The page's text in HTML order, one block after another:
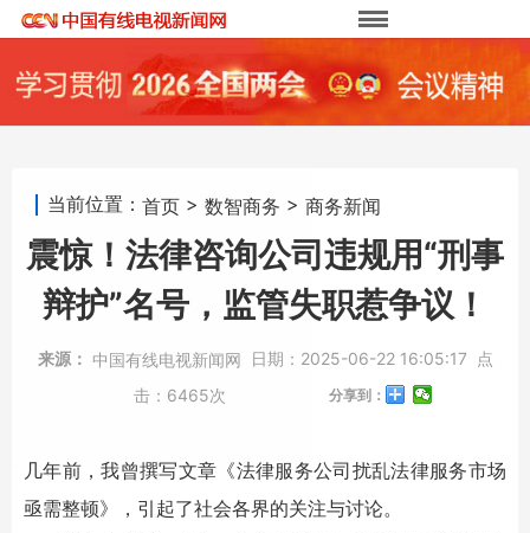
当前位置： 首页 > 数智商务 > 商务新闻
震惊！法律咨询公司违规用“刑事
辩护”名号，监管失职惹争议！
来源： 中国有线电视新闻网 日期： 2025-06-22 16:05:17
点
击： 6465次 分享到：
几年前，我曾撰写文章《法律服务公司扰乱法律服务市场
亟需整顿》，引起了社会各界的关注与讨论。